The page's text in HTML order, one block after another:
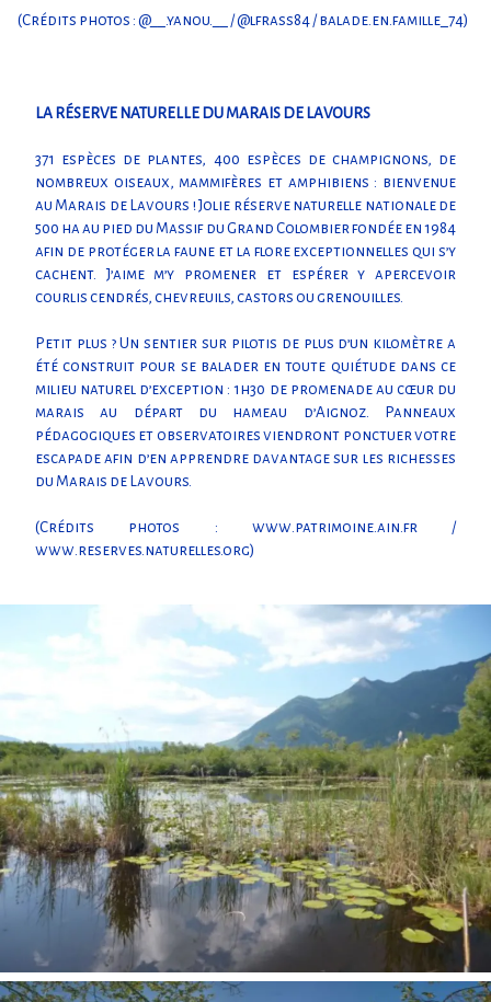
(Crédits photos : @__.yanou.__ / @lfrass84 / balade.en.famille_74)
LA RÉSERVE NATURELLE DU MARAIS DE LAVOURS
371 espèces de plantes, 400 espèces de champignons, de
nombreux oiseaux, mammifères et amphibiens : bienvenue
au Marais de Lavours ! Jolie réserve naturelle nationale de
500 ha au pied du Massif du Grand Colombier fondée en 1984
afin de protéger la faune et la flore exceptionnelles qui s’y
cachent. J’aime m’y promener et espérer y apercevoir
courlis cendrés, chevreuils, castors ou grenouilles.
Petit plus ? Un sentier sur pilotis de plus d’un kilomètre a
été construit pour se balader en toute quiétude dans ce
milieu naturel d’exception : 1h30 de promenade au cœur du
marais au départ du hameau d’Aignoz. Panneaux
pédagogiques et observatoires viendront ponctuer votre
escapade afin d’en apprendre davantage sur les richesses
du Marais de Lavours.
(Crédits photos : www.patrimoine.ain.fr /
www.reserves.naturelles.org)